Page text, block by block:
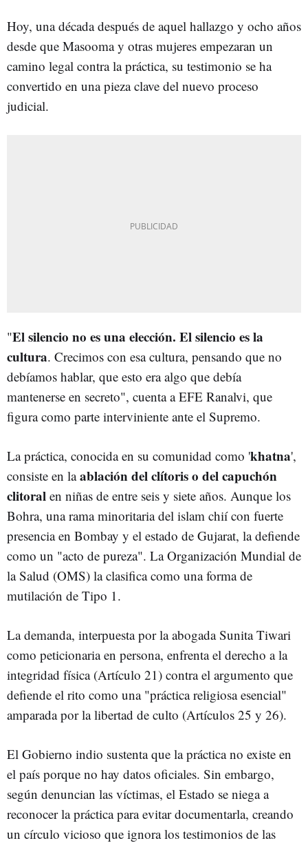
Hoy, una década después de aquel hallazgo y ocho años
desde que Masooma y otras mujeres empezaran un
camino legal contra la práctica, su testimonio se ha
convertido en una pieza clave del nuevo proceso
judicial.
"El silencio no es una elección. El silencio es la
cultura. Crecimos con esa cultura, pensando que no
debíamos hablar, que esto era algo que debía
mantenerse en secreto", cuenta a EFE Ranalvi, que
figura como parte interviniente ante el Supremo.
La práctica, conocida en su comunidad como 'khatna',
consiste en laablación del clítoris o del capuchón
clitoral en niñas de entre seis y siete años. Aunque los
Bohra, una rama minoritaria del islam chií con fuerte
presencia en Bombay y el estado de Gujarat, la defiende
como un "acto de pureza". La Organización Mundial de
la Salud (OMS) la clasifica como una forma de
mutilación de Tipo 1.
La demanda, interpuesta por la abogada Sunita Tiwari
como peticionaria en persona, enfrenta el derecho a la
integridad física (Artículo 21) contra el argumento que
defiende el rito como una "práctica religiosa esencial"
amparada por la libertad de culto (Artículos 25 y 26).
El Gobierno indio sustenta que la práctica no existe en
el país porque no hay datos oficiales. Sin embargo,
según denuncian las víctimas, el Estado se niega a
reconocer la práctica para evitar documentarla, creando
un círculo vicioso que ignora los testimonios de las